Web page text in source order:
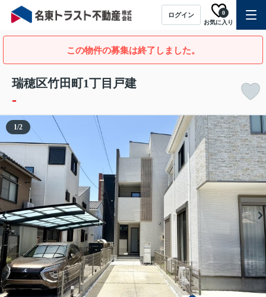
ログイン
お気に入り
0
この物件の募集は終了しました。
瑞穂区竹田町1丁目戸建
-
1/2